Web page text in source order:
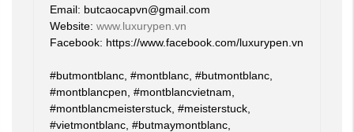
Email: butcaocapvn@gmail.com
Website: www.luxurypen.vn
Facebook: https://www.facebook.com/luxurypen.vn
#butmontblanc, #montblanc, #butmontblanc,
#montblancpen, #montblancvietnam,
#montblancmeisterstuck, #meisterstuck,
#vietmontblanc, #butmaymontblanc,